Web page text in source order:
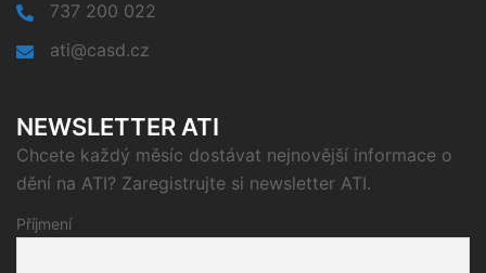
737 200 022
ati@casd.cz
NEWSLETTER ATI
Chcete každý měsíc dostávat nejnovější informace o
dění na ATI? Zaregistrujte si newsletter ATI.
Příjmení